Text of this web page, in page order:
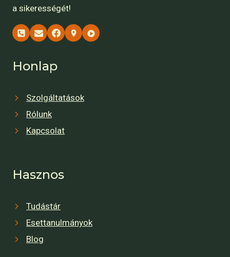
a sikerességét!
Honlap
Szolgáltatások
Rólunk
Kapcsolat
Hasznos
Tudástár
Esettanulmányok
Blog